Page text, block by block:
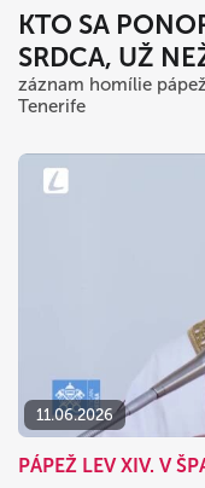
KTO SA
SRDCA, UŽ
záznam homílie
Tenerife
11.06.2026
PÁPEŽ LEV XIV. V